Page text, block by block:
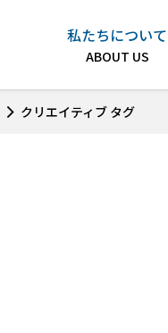
私たちについて
クリエイティブ タグ